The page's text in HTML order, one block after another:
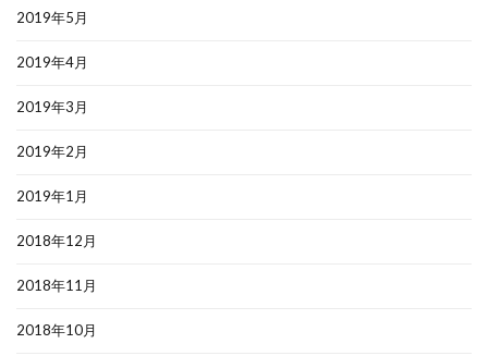
2019年5月
2019年4月
2019年3月
2019年2月
2019年1月
2018年12月
2018年11月
2018年10月